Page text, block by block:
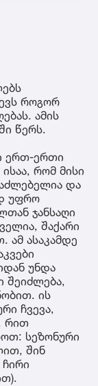
როგორ
ამის
წერს.
ერთ-ერთი
რომ მისი
და
უფრო
ჯანსაღი
შაქარი
ასაკამდე
უნდა
შეიძლება,
ის
ჩვევა,
რით
სეზონური
შინ